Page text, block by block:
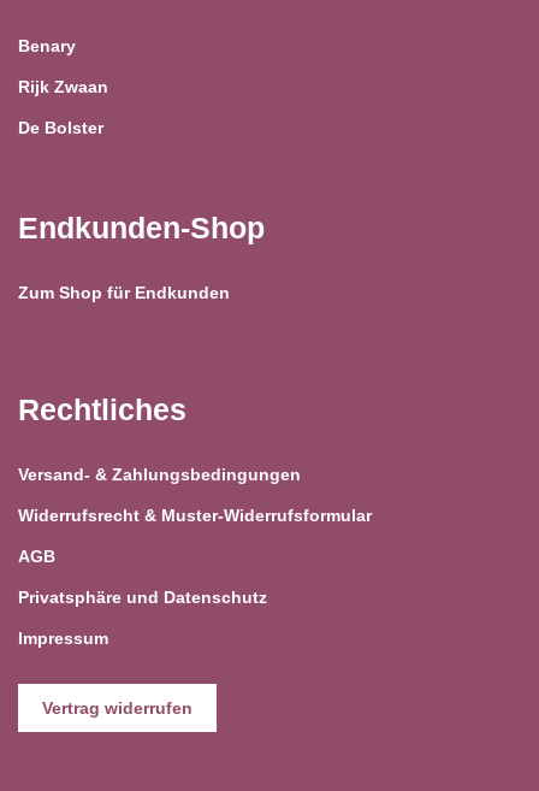
Benary
Rijk Zwaan
De Bolster
Endkunden-Shop
Zum Shop für Endkunden
Rechtliches
Versand- & Zahlungsbedingungen
Widerrufsrecht & Muster-Widerrufsformular
AGB
Privatsphäre und Datenschutz
Impressum
Vertrag widerrufen